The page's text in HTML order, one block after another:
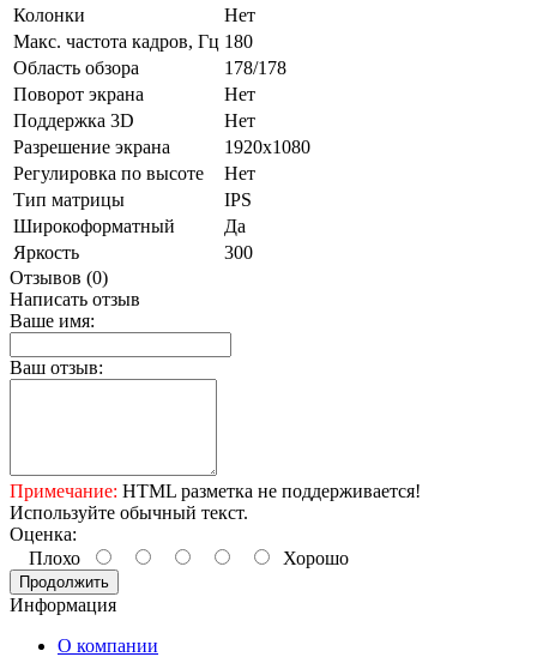
Колонки
Нет
Макс. частота кадров, Гц 180
Область обзора
178/178
Поворот экрана
Нет
Поддержка 3D
Нет
Разрешение экрана
1920x1080
Регулировка по высоте
Нет
Тип матрицы
IPS
Широкоформатный
Да
Яркость
300
Отзывов (0)
Написать отзыв
Ваше имя:
Ваш отзыв:
Примечание: HTML разметка не поддерживается!
Используйте обычный текст.
Оценка:
Плохо
Хорошо
Продолжить
Информация
О компании